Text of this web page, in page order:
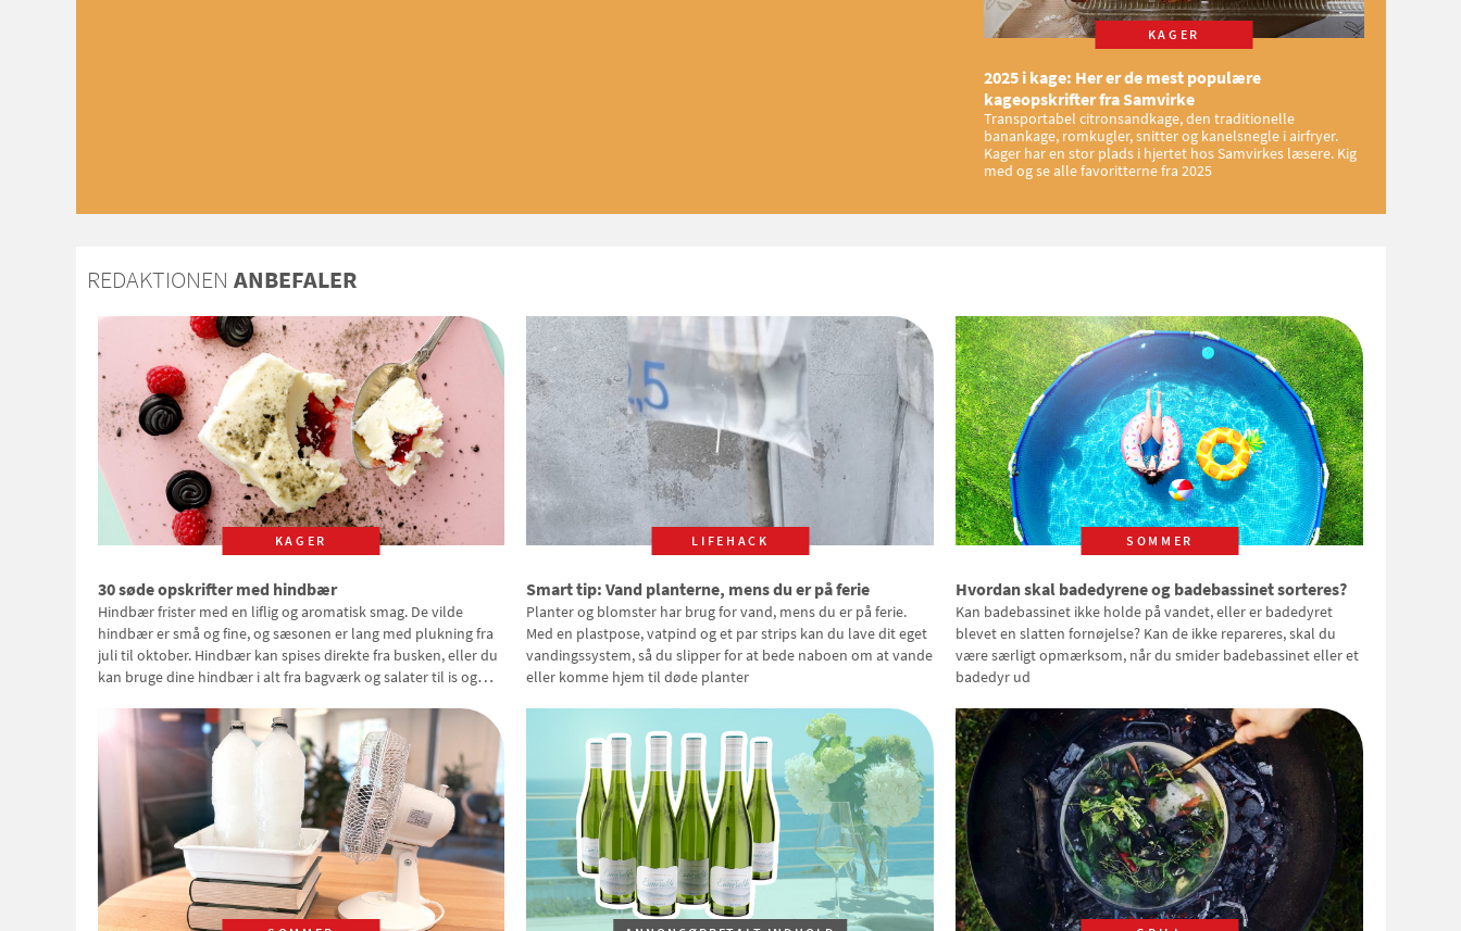
KAGER
2025 i kage: Her er de mest populære
kageopskrifter fra Samvirke
Transportabel citronsandkage, den traditionelle
banankage, romkugler, snitter og kanelsnegle i airfryer.
Kager har en stor plads i hjertet hos Samvirkes læsere. Kig
med og se alle favoritterne fra 2025
REDAKTIONEN ANBEFALER
KAGER
30 søde opskrifter med hindbær
Hindbær frister med en liflig og aromatisk smag. De vilde
hindbær er små og fine, og sæsonen er lang med plukning fra
juli til oktober. Hindbær kan spises direkte fra busken, eller du
kan bruge dine hindbær i alt fra bagværk og salater til is og
LIFEHACK
Smart tip: Vand planterne, mens du er på ferie
Planter og blomster har brug for vand, mens du er på ferie.
Med en plastpose, vatpind og et par strips kan du lave dit eget
vandingssystem, så du slipper for at bede naboen om at vande
eller komme hjem til døde planter
SOMMER
Hvordan skal badedyrene og badebassinet sorteres?
Kan badebassinet ikke holde på vandet, eller er badedyret
blevet en slatten fornøjelse? Kan de ikke repareres, skal du
være særligt opmærksom, når du smider badebassinet eller et
badedyr ud